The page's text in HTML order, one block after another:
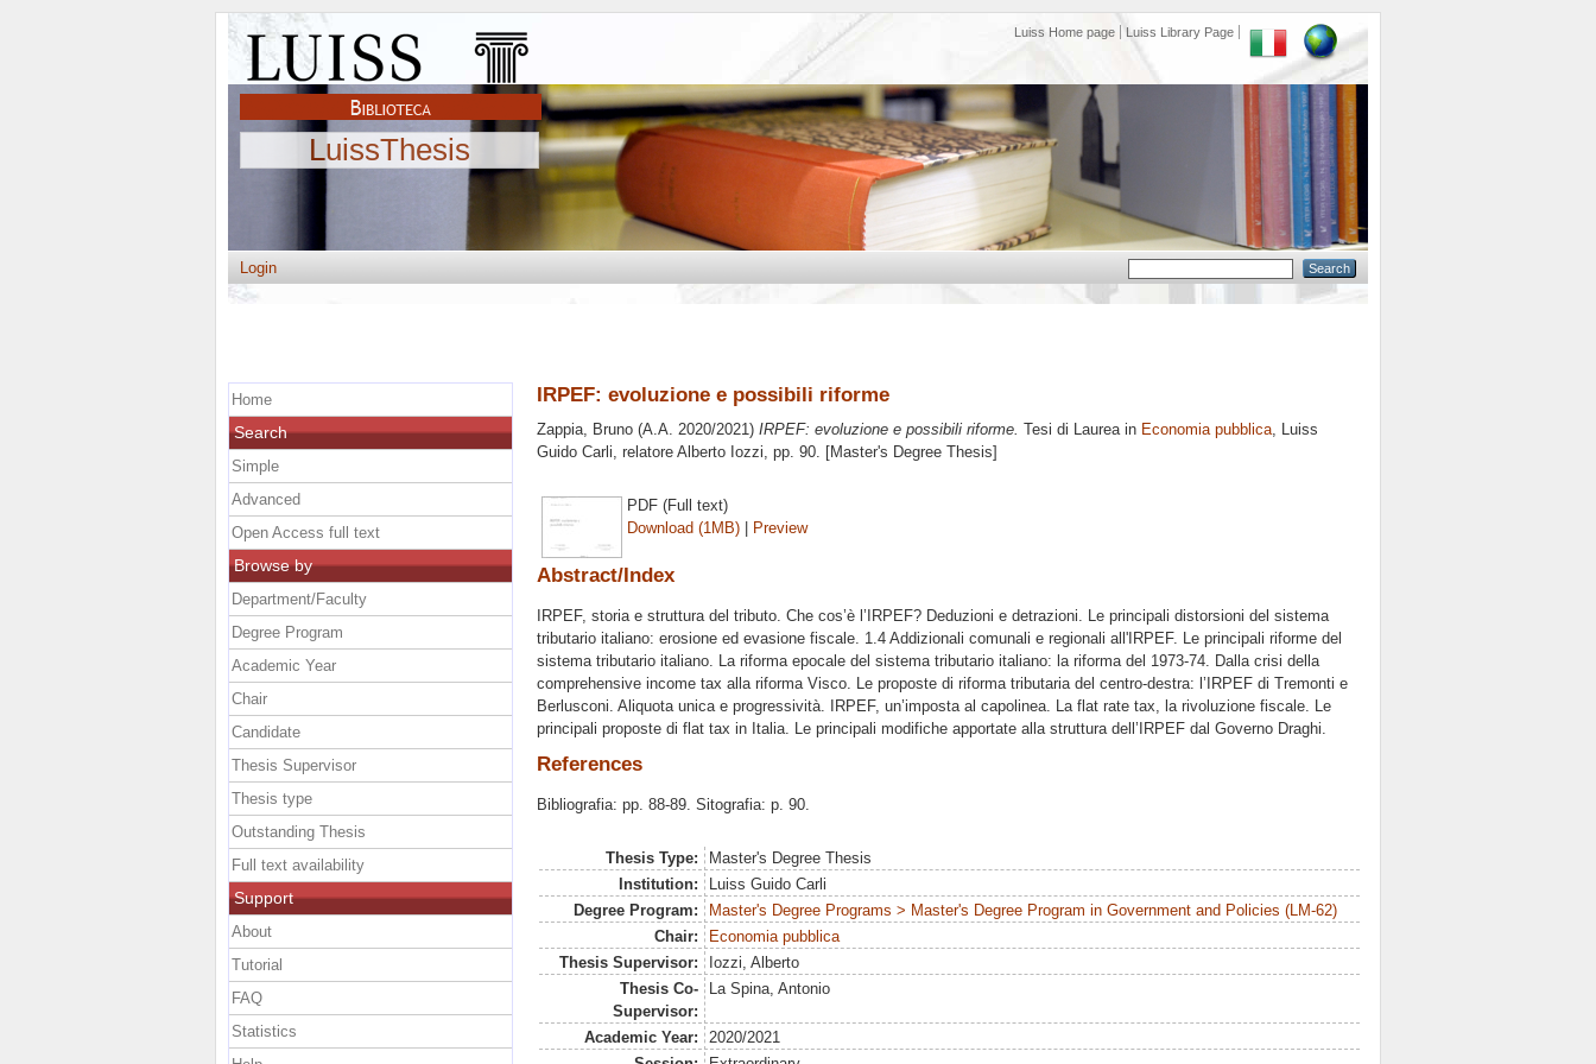
Luiss Home page Luiss Library Page
LuissThesis
Login
IRPEF: evoluzione e possibili riforme
Zappia, Bruno (A.A. 2020/2021) IRPEF: evoluzione e possibili riforme. Tesi di Laurea in Economia pubblica, Luiss
Guido Carli, relatore Alberto Iozzi, pp. 90. [Master's Degree Thesis]
PDF (Full text)
Download (1MB) | Preview
Abstract/Index
IRPEF, storia e struttura del tributo. Che cos’è l’IRPEF? Deduzioni e detrazioni. Le principali distorsioni del sistema
tributario italiano: erosione ed evasione fiscale. 1.4 Addizionali comunali e regionali all'IRPEF. Le principali riforme del
sistema tributario italiano. La riforma epocale del sistema tributario italiano: la riforma del 1973-74. Dalla crisi della
comprehensive income tax alla riforma Visco. Le proposte di riforma tributaria del centro-destra: l’IRPEF di Tremonti e
Berlusconi. Aliquota unica e progressività. IRPEF, un’imposta al capolinea. La flat rate tax, la rivoluzione fiscale. Le
principali proposte di flat tax in Italia. Le principali modifiche apportate alla struttura dell’IRPEF dal Governo Draghi.
References
Bibliografia: pp. 88-89. Sitografia: p. 90.
Thesis Type:
Master's Degree Thesis
Institution:
Luiss Guido Carli
Degree Program:
Master's Degree Programs > Master's Degree Program in Government and Policies (LM-62)
Chair:
Economia pubblica
Thesis Supervisor:
Iozzi, Alberto
Thesis Co-
Supervisor:
La Spina, Antonio
Academic Year:
2020/2021
Home
Search
Simple
Advanced
Open Access full text
Browse by
Department/Faculty
Degree Program
Academic Year
Chair
Candidate
Thesis Supervisor
Thesis type
Outstanding Thesis
Full text availability
Support
About
Tutorial
FAQ
Statistics